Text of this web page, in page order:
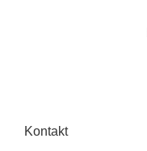
Kontakt